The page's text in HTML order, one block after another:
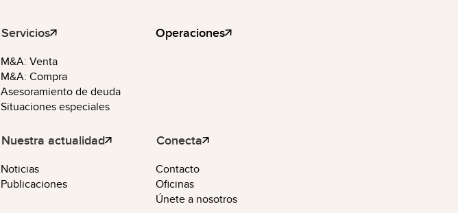
Servicios
M&A: Venta
M&A: Compra
Asesoramiento de deuda
Situaciones especiales
Operaciones
Nuestra actualidad
Noticias
Publicaciones
Conecta
Contacto
Oficinas
Únete a nosotros